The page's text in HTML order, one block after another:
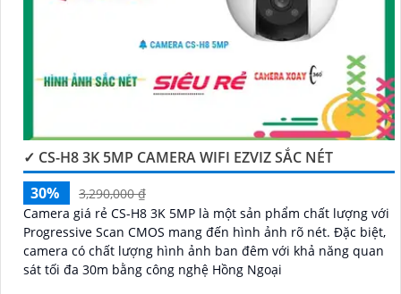
✓ CS-H8 3K 5MP CAMERA WIFI EZVIZ SẮC NÉT
30%
3,290,000 ₫
Camera giá rẻ CS-H8 3K 5MP là một sản phẩm chất lượng với
Progressive Scan CMOS mang đến hình ảnh rõ nét. Đặc biệt,
camera có chất lượng hình ảnh ban đêm với khả năng quan
sát tối đa 30m bằng công nghệ Hồng Ngoại